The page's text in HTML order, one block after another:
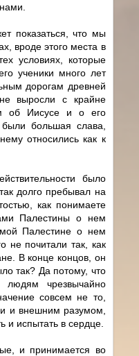
показаться, что мы
вроде этого места в
условиях, которые
ученики много лет
дорогам древней
выросли с крайне
об Иисусе и о его
большая слава,
относились как к
было
долго пребывал на
как понимаете
Палестины о нем
Палестине о нем
не почитали так, как
В конце концов, он
так? Да потому, что
людям чрезвычайно
совсем не то,
и внешним разумом,
и испытать в сердце.
и принимается во